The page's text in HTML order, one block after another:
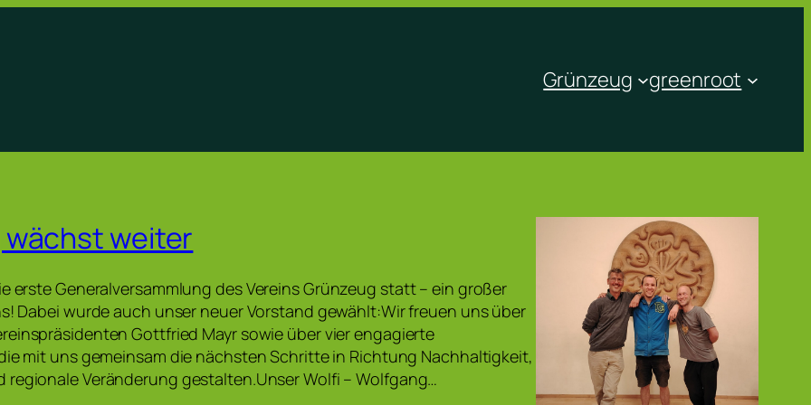
Grünzeug greenroot
weiter
erste Generalversammlung des Vereins Grünzeug statt – ein großer
Dabei wurde auch unser neuer Vorstand gewählt:Wir freuen uns über
Gottfried Mayr sowie über vier engagierte
mit uns gemeinsam die nächsten Schritte in Richtung Nachhaltigkeit,
regionale Veränderung gestalten.Unser Wolfi – Wolfgang…